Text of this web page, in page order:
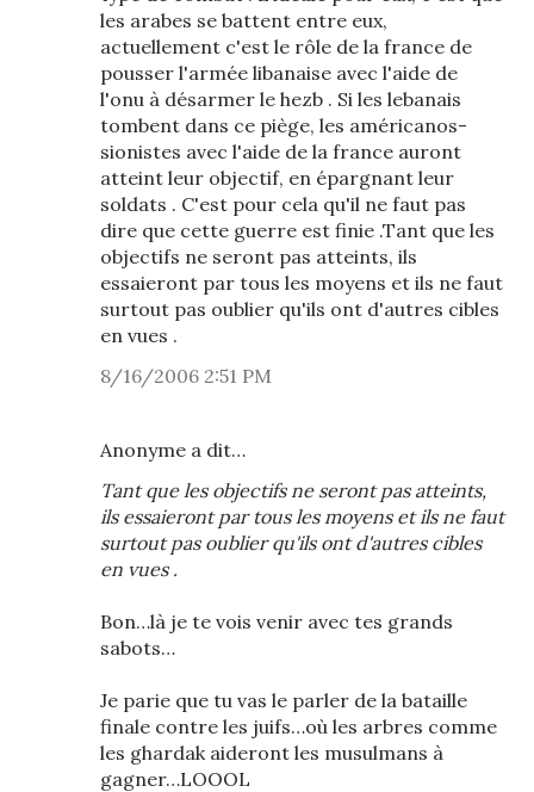
les arabes se battent entre eux,
actuellement c'est le rôle de la france de
pousser l'armée libanaise avec l'aide de
l'onu à désarmer le hezb . Si les lebanais
tombent dans ce piège, les américanos-
sionistes avec l'aide de la france auront
atteint leur objectif, en épargnant leur
soldats . C'est pour cela qu'il ne faut pas
dire que cette guerre est finie .Tant que les
objectifs ne seront pas atteints, ils
essaieront par tous les moyens et ils ne faut
surtout pas oublier qu'ils ont d'autres cibles
en vues .
8/16/2006 2:51 PM
Anonyme a dit…
Tant que les objectifs ne seront pas atteints,
ils essaieront par tous les moyens et ils ne faut
surtout pas oublier qu'ils ont d'autres cibles
en vues .
Bon…là je te vois venir avec tes grands
sabots…
Je parie que tu vas le parler de la bataille
finale contre les juifs…où les arbres comme
les ghardak aideront les musulmans à
gagner…LOOOL